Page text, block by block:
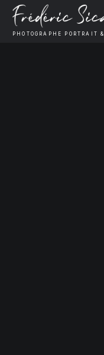
PHOTOGRAPHE PORTRAIT